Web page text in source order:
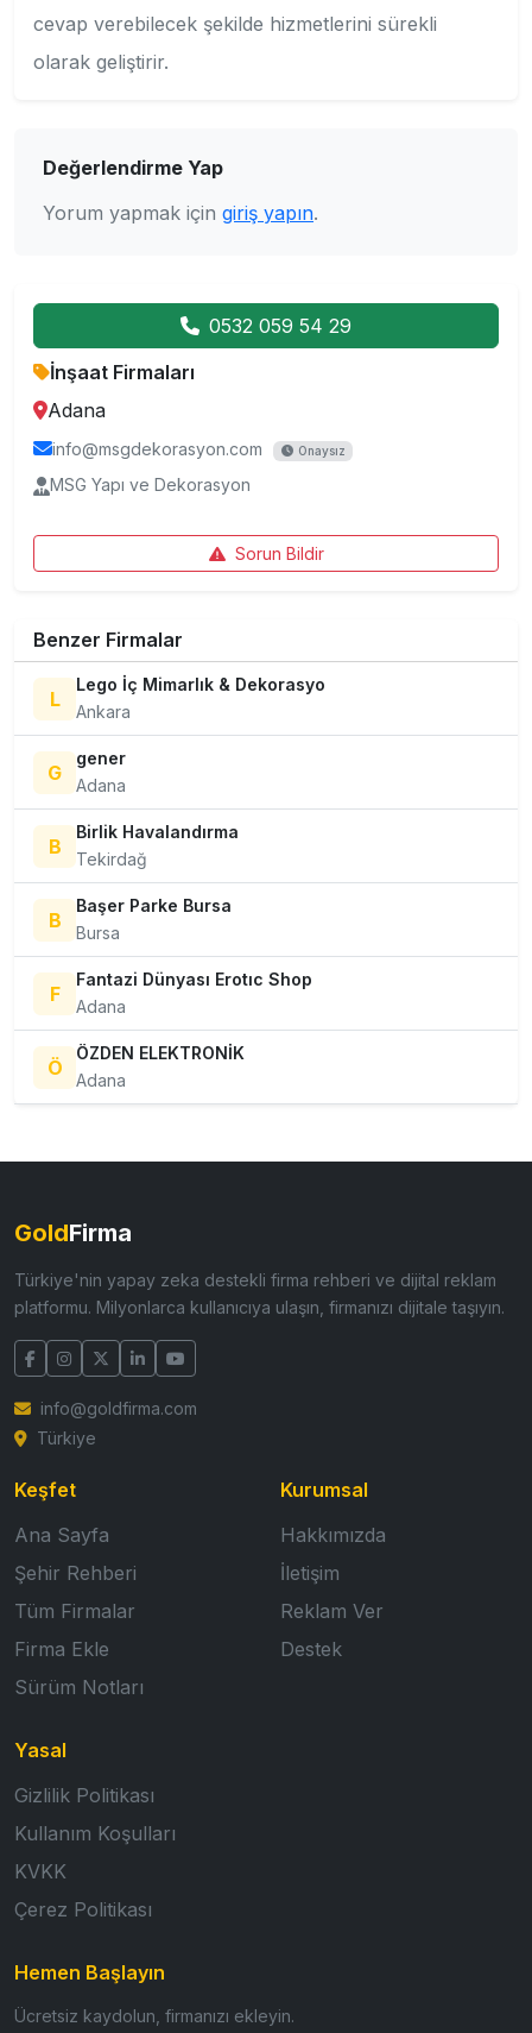
cevap verebilecek şekilde hizmetlerini sürekli
olarak geliştirir.
Değerlendirme Yap
Yorum yapmak için giriş yapın.
0532 059 54 29
İnşaat Firmaları
Adana
info@msgdekorasyon.com Onaysız
MSG Yapı ve Dekorasyon
Sorun Bildir
Benzer Firmalar
L
Lego İç Mimarlık & Dekorasyo
Ankara
G
gener
Adana
B
Birlik Havalandırma
Tekirdağ
B
Başer Parke Bursa
Bursa
F
Fantazi Dünyası Erotıc Shop
Adana
Ö
ÖZDEN ELEKTRONİK
Adana
GoldFirma
Türkiye'nin yapay zeka destekli firma rehberi ve dijital reklam
platformu. Milyonlarca kullanıcıya ulaşın, firmanızı dijitale taşıyın.
info@goldfirma.com
Türkiye
Keşfet
Ana Sayfa
Şehir Rehberi
Tüm Firmalar
Firma Ekle
Sürüm Notları
Kurumsal
Hakkımızda
İletişim
Reklam Ver
Destek
Yasal
Gizlilik Politikası
Kullanım Koşulları
KVKK
Çerez Politikası
Hemen Başlayın
Ücretsiz kaydolun, firmanızı ekleyin.